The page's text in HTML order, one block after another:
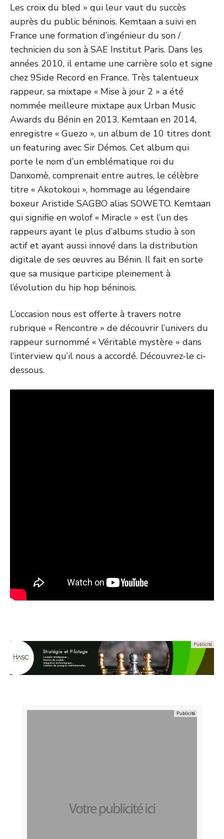
Les croix du bled » qui leur vaut du succès
auprès du public béninois. Kemtaan a suivi en
France une formation d’ingénieur du son /
technicien du son à SAE Institut Paris. Dans les
années 2010, il entame une carrière solo et signe
chez 9Side Record en France. Très talentueux
rappeur, sa mixtape « Mise à jour 2 » a été
nommée meilleure mixtape aux Urban Music
Awards du Bénin en 2013. Kemtaan en 2014,
enregistre « Guezo », un album de 10 titres dont
un featuring avec Sir Démos. Cet album qui
porte le nom d’un emblématique roi du
Danxomè, comprenait entre autres, le célèbre
titre « Akotokoui », hommage au légendaire
boxeur Aristide SAGBO alias SOWETO. Kemtaan
qui signifie en wolof « Miracle » est l’un des
rappeurs ayant le plus d’albums studio à son
actif et ayant aussi innové dans la distribution
digitale de ses œuvres au Bénin. Il fait en sorte
que sa musique participe pleinement à
l’évolution du hip hop béninois.
L’occasion nous est offerte à travers notre
rubrique « Rencontre » de découvrir l’univers du
rappeur surnommé « Véritable mystère » dans
l’interview qu’il nous a accordé. Découvrez-le ci-
dessous.